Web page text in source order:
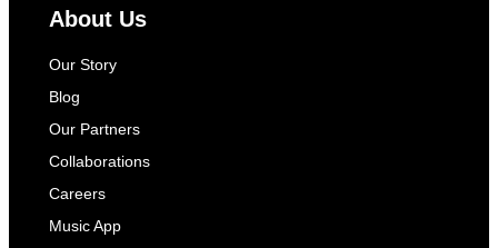
About Us
Our Story
Blog
Our Partners
Collaborations
Careers
Music App